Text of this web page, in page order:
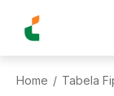
Home / Tabela